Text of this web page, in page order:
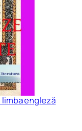
engleză